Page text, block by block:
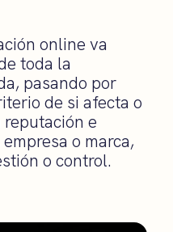
online va
toda la
pasando por
de si afecta o
e
o marca,
o control.